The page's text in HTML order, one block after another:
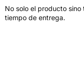
No solo el producto
tiempo de entrega.